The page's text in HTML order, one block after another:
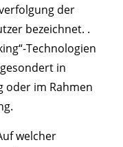
der
bezeichnet. .
Technologien
in
oder im Rahmen
welcher